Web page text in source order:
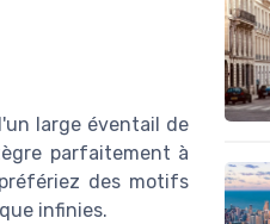
large éventail de
parfaitement à
des motifs
infinies.